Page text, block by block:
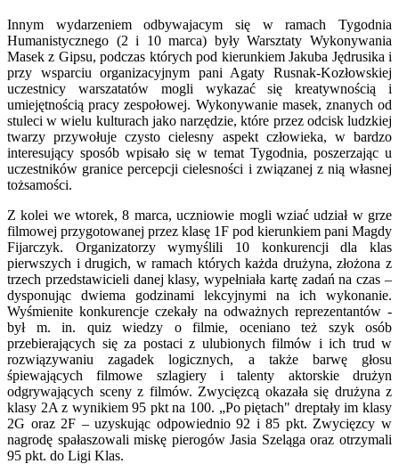
Innym wydarzeniem odbywajacym się w ramach Tygodnia
Humanistycznego (2 i 10 marca) były Warsztaty Wykonywania
Masek z Gipsu, podczas których pod kierunkiem Jakuba Jędrusika i
przy wsparciu organizacyjnym pani Agaty Rusnak-Kozłowskiej
uczestnicy warszatatów mogli wykazać się kreatywnością i
umiejętnością pracy zespołowej. Wykonywanie masek, znanych od
stuleci w wielu kulturach jako narzędzie, które przez odcisk ludzkiej
twarzy przywołuje czysto cielesny aspekt człowieka, w bardzo
interesujący sposób wpisało się w temat Tygodnia, poszerzając u
uczestników granice percepcji cielesności i związanej z nią własnej
tożsamości.
Z kolei we wtorek, 8 marca, uczniowie mogli wziać udział w grze
filmowej przygotowanej przez klasę 1F pod kierunkiem pani Magdy
Fijarczyk. Organizatorzy wymyślili 10 konkurencji dla klas
pierwszych i drugich, w ramach których każda drużyna, złożona z
trzech przedstawicieli danej klasy, wypełniała kartę zadań na czas –
dysponując dwiema godzinami lekcyjnymi na ich wykonanie.
Wyśmienite konkurencje czekały na odważnych reprezentantów -
był m. in. quiz wiedzy o filmie, oceniano też szyk osób
przebierających się za postaci z ulubionych filmów i ich trud w
rozwiązywaniu zagadek logicznych, a także barwę głosu
śpiewających filmowe szlagiery i talenty aktorskie drużyn
odgrywających sceny z filmów. Zwycięzcą okazała się drużyna z
klasy 2A z wynikiem 95 pkt na 100. „Po piętach" dreptały im klasy
2G oraz 2F – uzyskując odpowiednio 92 i 85 pkt. Zwycięzcy w
nagrodę spałaszowali miskę pierogów Jasia Szeląga oraz otrzymali
95 pkt. do Ligi Klas.